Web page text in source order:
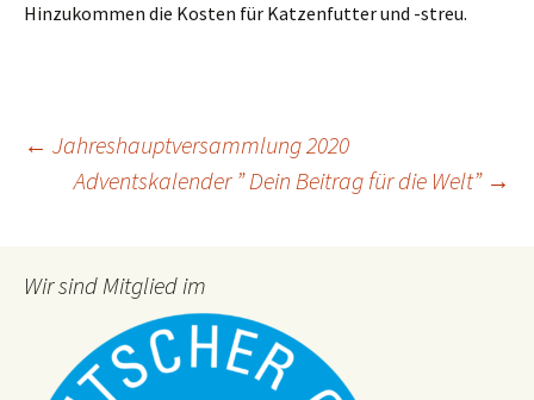
Hinzukommen die Kosten für Katzenfutter und -streu.
Post
← Jahreshauptversammlung 2020
Adventskalender ” Dein Beitrag für die Welt” →
Wir sind Mitglied im